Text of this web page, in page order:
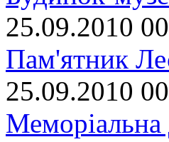
25.09.2010
Пам'ятник
25.09.2010
Меморіальна